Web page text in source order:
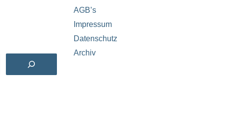
AGB’s
Impressum
Datenschutz
Archiv